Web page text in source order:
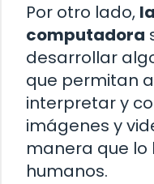
Por otro lado,
computadora
desarrollar
que permitan
interpretar y
imágenes y
manera que lo
humanos.